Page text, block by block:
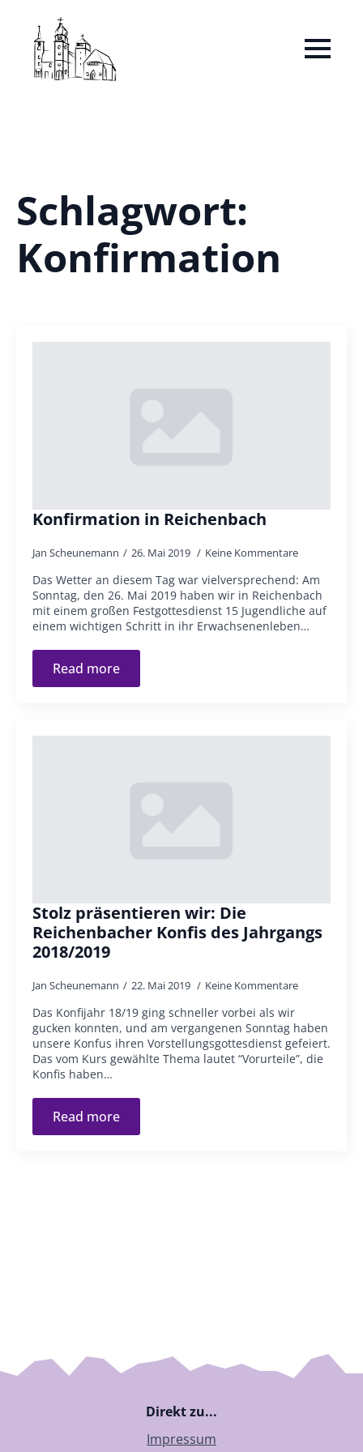
Schlagwort:
Konfirmation
Konfirmation in Reichenbach
Jan Scheunemann 26. Mai 2019 Keine Kommentare
Das Wetter an diesem Tag war vielversprechend: Am
Sonntag, den 26. Mai 2019 haben wir in Reichenbach
mit einem großen Festgottesdienst 15 Jugendliche auf
einem wichtigen Schritt in ihr Erwachsenenleben…
Read more
Stolz präsentieren wir: Die
Reichenbacher Konfis des Jahrgangs
2018/2019
Jan Scheunemann 22. Mai 2019 Keine Kommentare
Das Konfijahr 18/19 ging schneller vorbei als wir
gucken konnten, und am vergangenen Sonntag haben
unsere Konfus ihren Vorstellungsgottesdienst gefeiert.
Das vom Kurs gewählte Thema lautet “Vorurteile”, die
Konfis haben…
Read more
Direkt zu...
Impressum